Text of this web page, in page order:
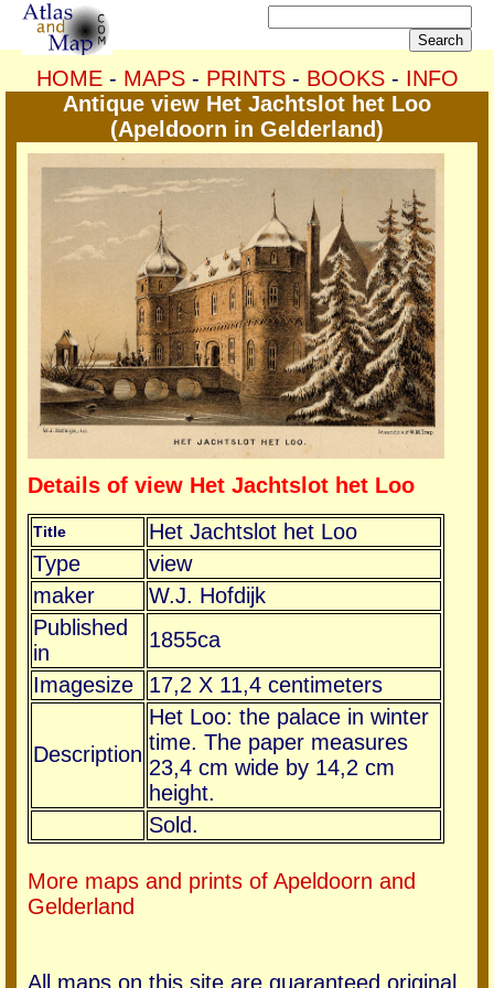
HOME- MAPS- PRINTS- BOOKS- INFO
Antique view Het Jachtslot het Loo
(Apeldoorn in Gelderland)
Details of view Het Jachtslot het Loo
Title
Het Jachtslot het Loo
Type
view
maker
W.J. Hofdijk
Published
in
1855ca
Imagesize
17,2 X 11,4 centimeters
Description
Het Loo: the palace in winter
time. The paper measures
23,4 cm wide by 14,2 cm
height.
Sold.
More maps and prints of Apeldoorn and
Gelderland
All maps on this site are guaranteed original